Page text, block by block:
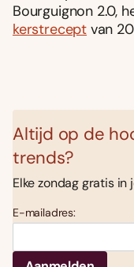
Bourguignon 2.0,
kerstrecept van
Altijd op de
trends?
Elke zondag gratis in
E-mailadres: